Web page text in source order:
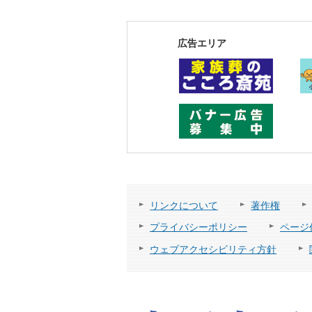
広告エリア
リンクについて 著作権
プライバシーポリシー
ページ
ウェブアクセシビリティ方針